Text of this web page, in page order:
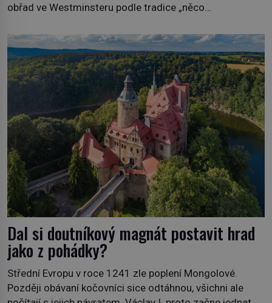
obřad ve Westminsteru podle tradice „něco
soukromé kolekce – diamantovou tiáru královny Marie.
„Je to ošklivá špičatá tiára,“ zhodnotil klenot britský
politik Sir Henry Channon (1897–1958), když si […]
Dal si doutníkový magnát postavit hrad
jako z pohádky?
Střední Evropu v roce 1241 zle poplení Mongolové.
Později obávaní kočovníci sice odtáhnou, všichni ale